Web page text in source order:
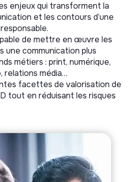
enjeux qui transforment la
et les contours d’une
de mettre en œuvre les
une communication plus
métiers : print, numérique,
relations média…
facettes de valorisation de
tout en réduisant les risques